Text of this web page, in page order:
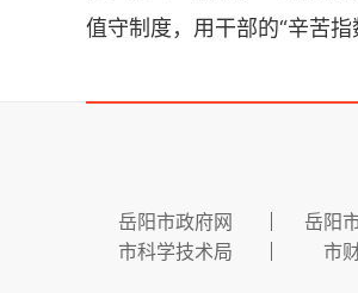
值守制度，用干部的“辛苦
岳阳市政府网 岳阳
市科学技术局
市